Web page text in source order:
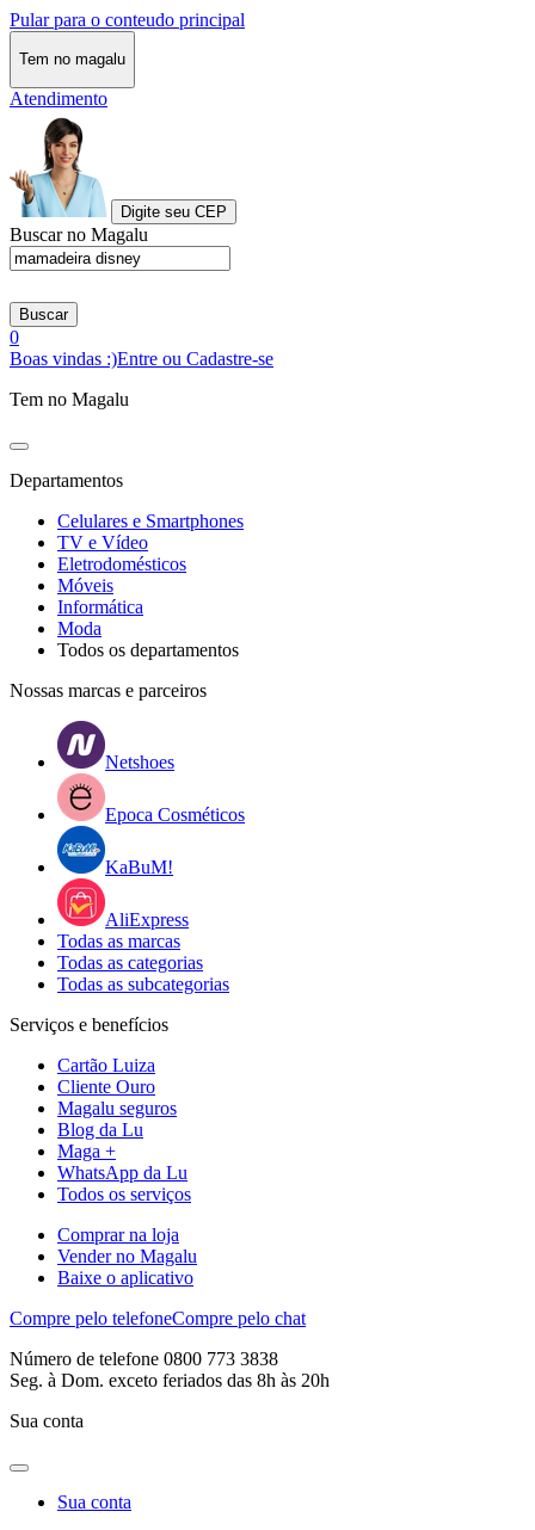
Pular para o conteudo principal
Tem no magalu
Atendimento
Digite seu CEP
Buscar no Magalu
Buscar
0
Boas vindas :)Entre ou Cadastre-se
Tem no Magalu
Departamentos
Celulares e Smartphones
TV e Vídeo
Eletrodomésticos
Móveis
Informática
Moda
Todos os departamentos
Nossas marcas e parceiros
Netshoes
Epoca Cosméticos
KaBuM!
AliExpress
Todas as marcas
Todas as categorias
Todas as subcategorias
Serviços e benefícios
Cartão Luiza
Cliente Ouro
Magalu seguros
Blog da Lu
Maga +
WhatsApp da Lu
Todos os serviços
Comprar na loja
Vender no Magalu
Baixe o aplicativo
Compre pelo telefoneCompre pelo chat
Número de telefone 0800 773 3838
Seg. à Dom. exceto feriados das 8h às 20h
Sua conta
Sua conta